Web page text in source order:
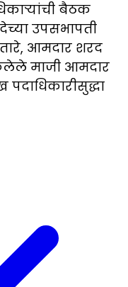
बैठक
उपसभापती
आमदार शरद
माजी आमदार
पदाधिकारीसुद्धा